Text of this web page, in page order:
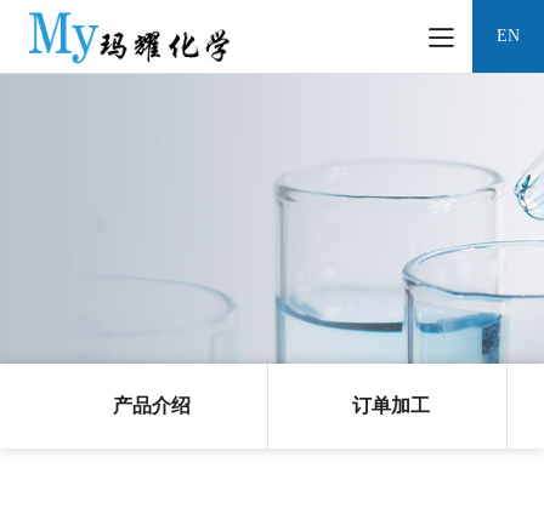
EN
产品介绍 订单加工